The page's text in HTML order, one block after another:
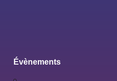
Évènements